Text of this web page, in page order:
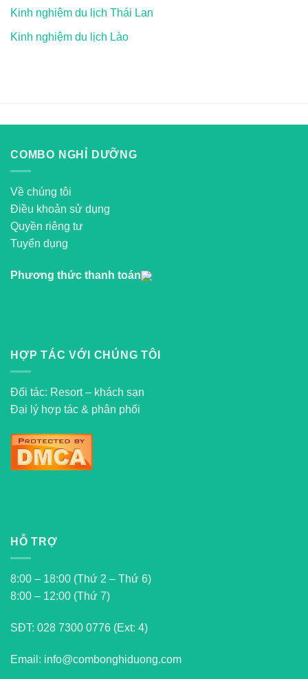
Kinh nghiệm du lịch Thái Lan
Kinh nghiệm du lịch Lào
COMBO NGHỈ DƯỠNG
Về chúng tôi
Điều khoản sử dụng
Quyền riêng tư
Tuyển dụng
Phương thức thanh toán
HỢP TÁC VỚI CHÚNG TÔI
Đối tác: Resort – khách sạn
Đại lý hợp tác & phân phối
HỖ TRỢ
8:00 – 18:00 (Thứ 2 – Thứ 6)
8:00 – 12:00 (Thứ 7)
SĐT: 028 7300 0776 (Ext: 4)
Email: info@combonghiduong.com